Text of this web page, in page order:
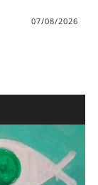
07/08/2026